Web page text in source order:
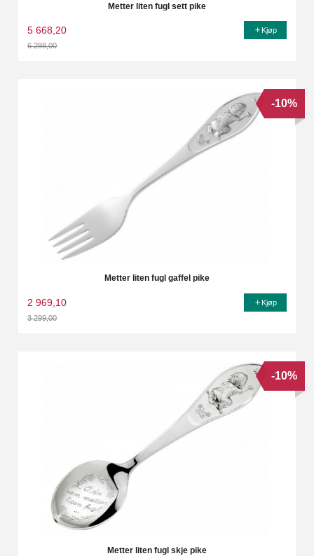
Metter liten fugl sett pike
5 668,20
6 298,00
Kjøp
Metter liten fugl gaffel pike
2 969,10
3 299,00
-10%
Kjøp
Metter liten fugl skje pike
-10%